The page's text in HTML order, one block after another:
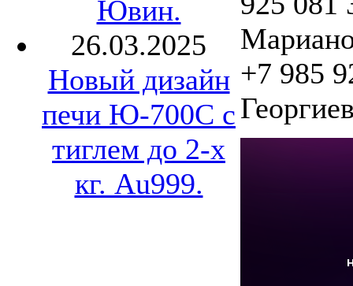
Ювин.
26.03.2025
Новый дизайн
печи Ю-700С с
тиглем до 2-х
кг. Au999.
+7 985